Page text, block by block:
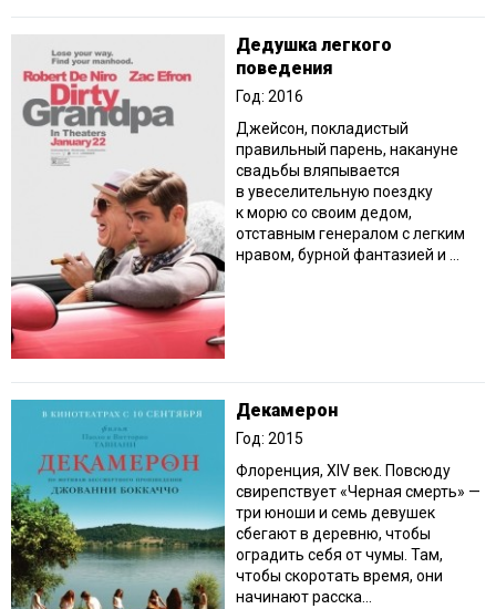
Дедушка легкого
поведения
Год: 2016
Джейсон, покладистый
правильный парень, накануне
свадьбы вляпывается
в увеселительную поездку
к морю со своим дедом,
отставным генералом с легким
нравом, бурной фантазией и ...
Декамерон
Год: 2015
Флоренция, XIV век. Повсюду
свирепствует «Черная смерть» —
три юноши и семь девушек
сбегают в деревню, чтобы
оградить себя от чумы. Там,
чтобы скоротать время, они
начинают расска...